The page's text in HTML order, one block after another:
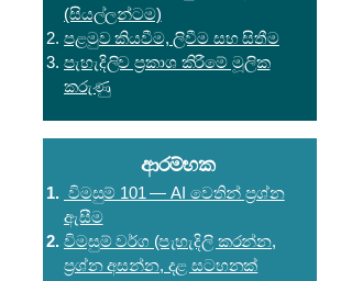
(සියල්ලන්ටම)
පළමුව කියවීම, ලිවීම සහ සිතීම
පැහැදිලිව ප්‍රකාශ කිරීමේ මූලික
කරුණු
ආරම්භක
විමසුම් 101 — AI වෙතින් ප්‍රශ්න
ඇසීම
විමසුම් වර්ග (පැහැදිලි කරන්න,
ප්‍රශ්න අසන්න, දළ සටහනක්